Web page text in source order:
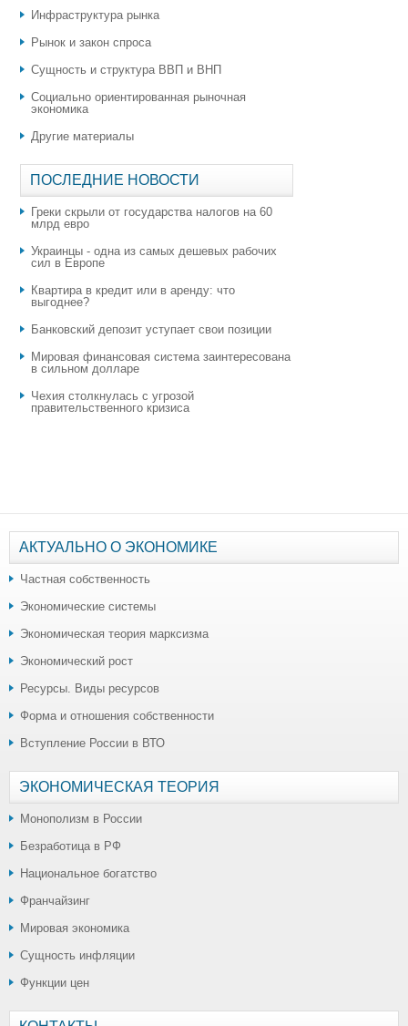
Инфраструктура рынка
Рынок и закон спроса
Сущность и структура ВВП и ВНП
Социально ориентированная рыночная
экономика
Другие материалы
ПОСЛЕДНИЕ НОВОСТИ
Греки скрыли от государства налогов на 60
млрд евро
Украинцы - одна из самых дешевых рабочих
сил в Европе
Квартира в кредит или в аренду: что
выгоднее?
​Банковский депозит уступает свои позиции
Мировая финансовая система заинтересована
в сильном долларе
Чехия столкнулась с угрозой
правительственного кризиса
АКТУАЛЬНО О ЭКОНОМИКЕ
Частная собственность
Экономические системы
Экономическая теория марксизма
Экономический рост
Ресурсы. Виды ресурсов
Форма и отношения собственности
Вступление России в ВТО
ЭКОНОМИЧЕСКАЯ ТЕОРИЯ
Монополизм в России
Безработица в РФ
Национальное богатство
Франчайзинг
Мировая экономика
Сущность инфляции
Функции цен